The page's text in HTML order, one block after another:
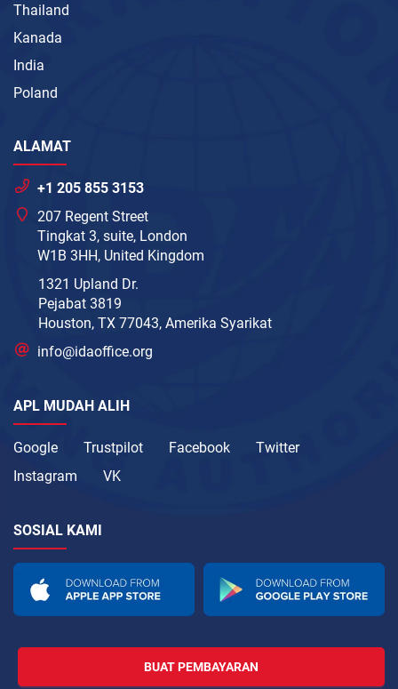
Thailand
Kanada
India
Poland
ALAMAT
+1 205 855 3153
207 Regent Street
Tingkat 3, suite, London
W1B 3HH, United Kingdom
1321 Upland Dr.
Pejabat 3819
Houston, TX 77043, Amerika Syarikat
info@idaoffice.org
APL MUDAH ALIH
Google Trustpilot Facebook
Twitter
Instagram
VK
SOSIAL KAMI
BUAT PEMBAYARAN